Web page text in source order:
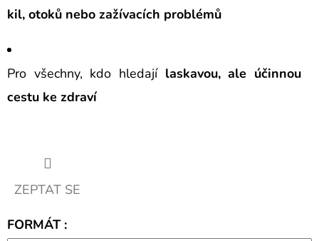
kil, otoků nebo zažívacích problémů
Pro všechny, kdo hledají laskavou, ale účinnou
cestu ke zdraví
ZEPTAT SE
FORMÁT :